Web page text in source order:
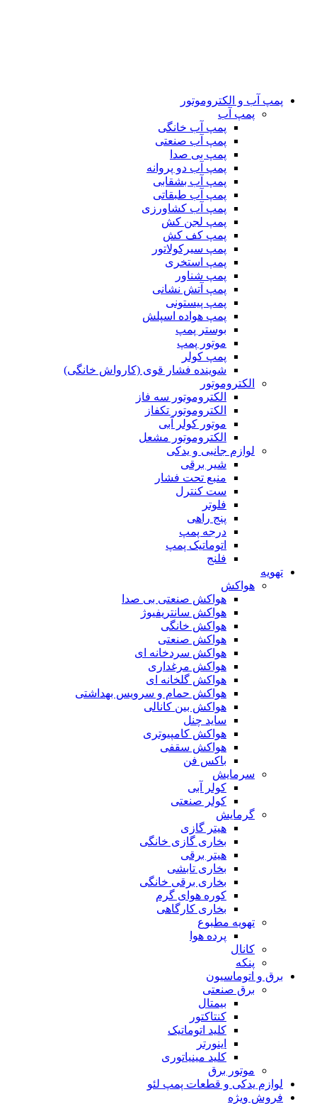
پمپ آب و الکتروموتور
پمپ آب
پمپ آب خانگی
پمپ آب صنعتی
پمپ بی صدا
پمپ آب دو پروانه
پمپ آب بشقابی
پمپ آب طبقاتی
پمپ آب کشاورزی
پمپ لجن کش
پمپ کف کش
پمپ سیرکولاتور
پمپ استخری
پمپ شناور
پمپ آتش نشانی
پمپ پیستونی
پمپ هواده اسپلش
بوستر پمپ
موتور پمپ
پمپ کولر
شوینده فشار قوی (کارواش خانگی)
الکتروموتور
الکتروموتور سه فاز
الکتروموتور تکفاز
موتور کولر آبی
الکتروموتور مشعل
لوازم جانبی و یدکی
شیر برقی
منبع تحت فشار
ست کنترل
فلوتر
پنج راهی
درجه پمپ
اتوماتیک پمپ
فلنج
تهویه
هواکش
هواکش صنعتی بی صدا
هواکش سانتریفیوژ
هواکش خانگی
هواکش صنعتی
هواکش سردخانه ای
هواکش مرغداری
هواکش گلخانه ای
هواکش حمام و سرویس بهداشتی
هواکش بین کانالی
ساید چنل
هواکش کامپیوتری
هواکش سقفی
باکس فن
سرمایش
کولر آبی
کولر صنعتی
گرمایش
هیتر گازی
بخاری گازی خانگی
هیتر برقی
بخاری تابشی
بخاری برقی خانگی
کوره هوای گرم
بخاری کارگاهی
تهویه مطبوع
پرده هوا
کانال
پنکه
برق و اتوماسیون
برق صنعتی
بیمتال
کنتاکتور
کلید اتوماتیک
اینورتر
کلید مینیاتوری
موتور برق
لوازم یدکی و قطعات پمپ لئو
فروش ویژه